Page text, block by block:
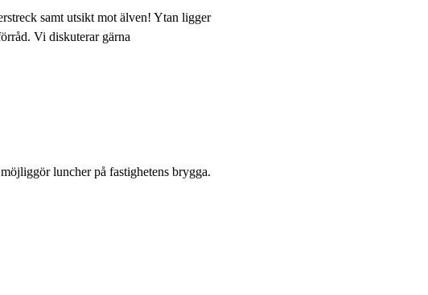
samt utsikt mot älven! Ytan ligger
Vi diskuterar gärna
luncher på fastighetens brygga.